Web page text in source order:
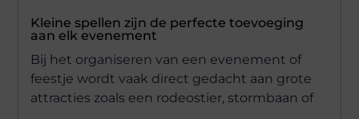
Kleine spellen zijn de perfecte toevoeging
aan elk evenement
Bij het organiseren van een evenement of
feestje wordt vaak direct gedacht aan grote
attracties zoals een rodeostier, stormbaan of